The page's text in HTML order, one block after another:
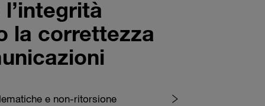
la correttezza
e non-ritorsione